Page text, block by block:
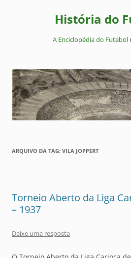
História do
A Enciclopédia do Futebol
ARQUIVO DA TAG: VILA JOPPERT
Torneio Aberto da Liga
– 1937
Deixe uma resposta